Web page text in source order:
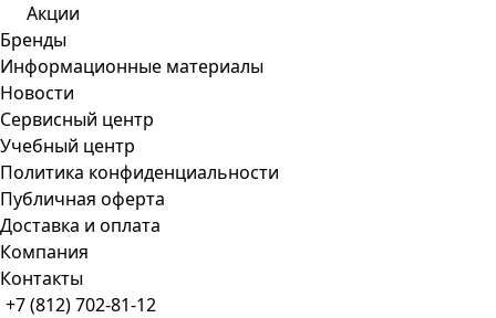
Акции
Бренды
Информационные материалы
Новости
Сервисный центр
Учебный центр
Политика конфиденциальности
Публичная оферта
Доставка и оплата
Компания
Контакты
+7 (812) 702-81-12